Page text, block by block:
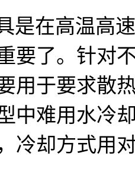
是在高温高
要了。针对
用于要求散
中难用水冷
冷却方式用